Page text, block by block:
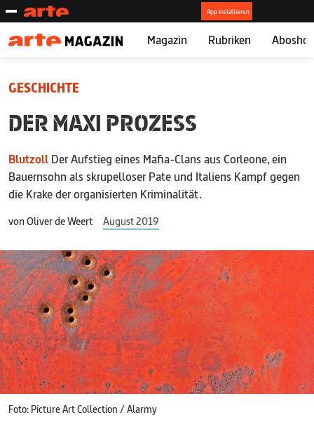
Magazin Rubriken
GESCHICHTE
DER MAXI PROZESS
Blutzoll Der Aufstieg eines Mafia-Clans aus Corleone, ein
Bauernsohn als skrupelloser Pate und Italiens Kampf gegen
die Krake der organisierten Kriminalität.
vonOliver de Weert August 2019
Foto: Picture Art Collection / Alarmy